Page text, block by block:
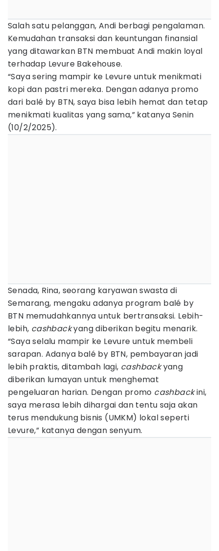
Salah satu pelanggan, Andi berbagi pengalaman.
Kemudahan transaksi dan keuntungan finansial
yang ditawarkan BTN membuat Andi makin loyal
terhadap Levure Bakehouse.
“Saya sering mampir ke Levure untuk menikmati
kopi dan pastri mereka. Dengan adanya promo
dari balé by BTN, saya bisa lebih hemat dan tetap
menikmati kualitas yang sama,” katanya Senin
(10/2/2025).
Senada, Rina, seorang karyawan swasta di
Semarang, mengaku adanya program balé by
BTN memudahkannya untuk bertransaksi. Lebih-
lebih, cashbackyang diberikan begitu menarik.
“Saya selalu mampir ke Levure untuk membeli
sarapan. Adanya balé by BTN, pembayaran jadi
lebih praktis, ditambah lagi, cashbackyang
diberikan lumayan untuk menghemat
pengeluaran harian. Dengan promo cashbackini,
saya merasa lebih dihargai dan tentu saja akan
terus mendukung bisnis (UMKM) lokal seperti
Levure,” katanya dengan senyum.